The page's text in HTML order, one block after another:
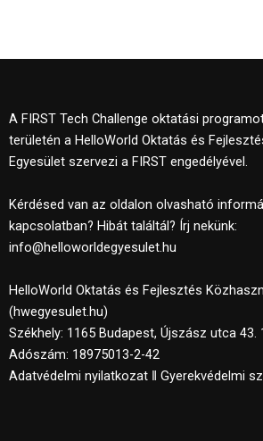
A FIRST Tech Challenge oktatási
területén a HelloWorld Oktatás és
Egyesület szervezi a FIRST engedélyével.
Kérdésed van az oldalon olvasható
kapcsolatban? Hibát találtál? Írj nekünk:
info@helloworldegyesulet.hu
HelloWorld Oktatás és Fejlesztés
(hwegyesulet.hu)
Székhely: 1165 Budapest, Újszász utca 43.
Adószám: 18975013-2-42
Adatvédelmi nyilatkozat ‖ Gyerekvédelmi